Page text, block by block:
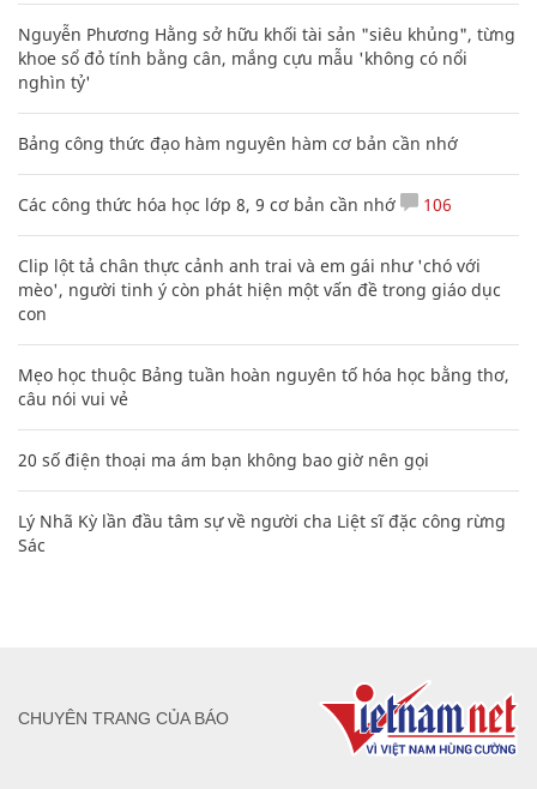
Nguyễn Phương Hằng sở hữu khối tài sản "siêu khủng", từng
khoe sổ đỏ tính bằng cân, mắng cựu mẫu 'không có nổi
nghìn tỷ'
Bảng công thức đạo hàm nguyên hàm cơ bản cần nhớ
Các công thức hóa học lớp 8, 9 cơ bản cần nhớ 106
Clip lột tả chân thực cảnh anh trai và em gái như 'chó với
mèo', người tinh ý còn phát hiện một vấn đề trong giáo dục
con
Mẹo học thuộc Bảng tuần hoàn nguyên tố hóa học bằng thơ,
câu nói vui vẻ
20 số điện thoại ma ám bạn không bao giờ nên gọi
Lý Nhã Kỳ lần đầu tâm sự về người cha Liệt sĩ đặc công rừng
Sác
CHUYÊN TRANG CỦA BÁO